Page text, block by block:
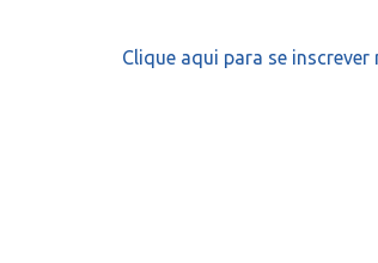
Clique aqui para se inscrever
📺 TV